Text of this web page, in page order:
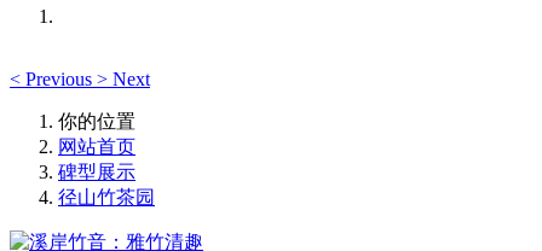
< Previous > Next
你的位置
网站首页
碑型展示
径山竹茶园